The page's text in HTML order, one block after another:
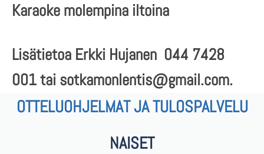
Karaoke molempina iltoina
Lisätietoa Erkki Hujanen 044 7428
001 tai sotkamonlentis@gmail.com.
OTTELUOHJELMAT JA TULOSPALVELU
NAISET